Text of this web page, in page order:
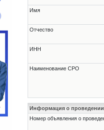
Имя
Отчество
ИНН
Наименование СРО
Информация о проведении
Номер объявления о